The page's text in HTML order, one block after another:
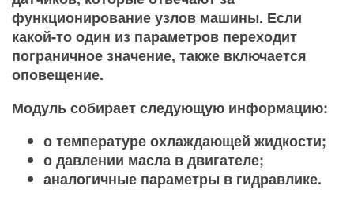
функционирование узлов машины. Если
какой-то один из параметров переходит
пограничное значение, также включается
оповещение.
Модуль собирает следующую информацию:
о температуре охлаждающей жидкости;
о давлении масла в двигателе;
аналогичные параметры в гидравлике.